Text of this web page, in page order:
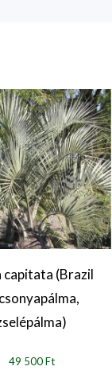
capitata (Brazil
49 500 Ft